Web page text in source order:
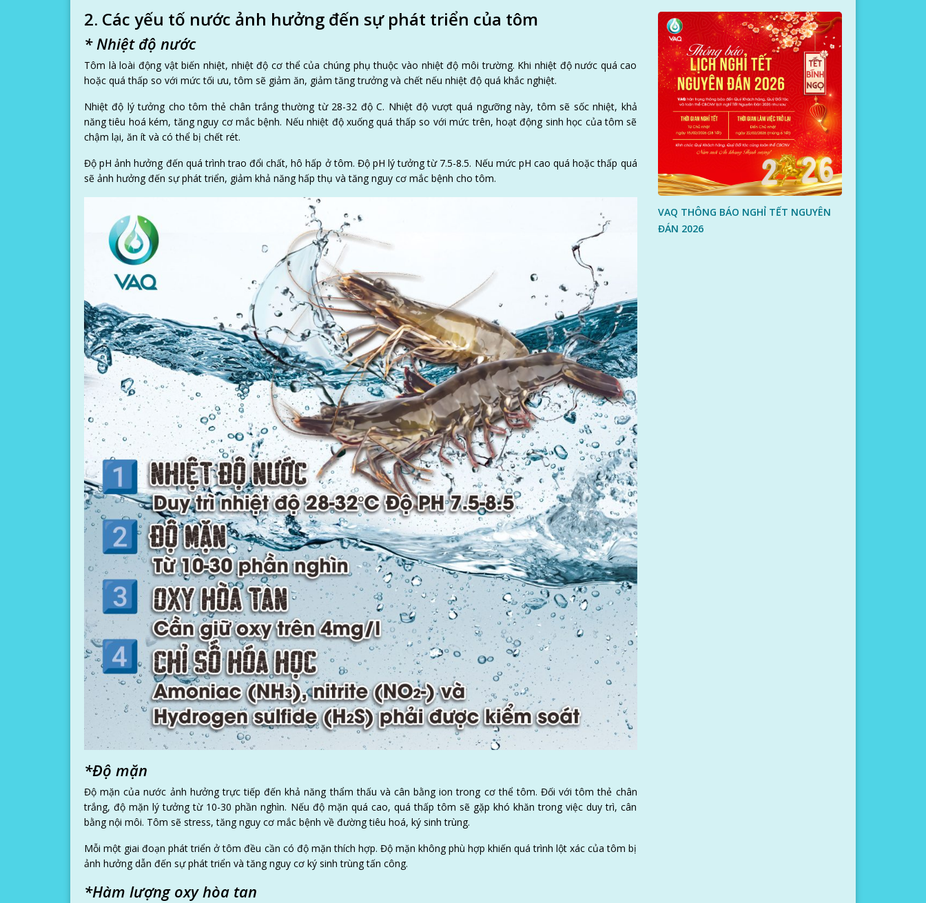
2. Các yếu tố nước ảnh hưởng đến sự phát triển của tôm
* Nhiệt độ nước
Tôm là loài động vật biến nhiệt, nhiệt độ cơ thể của chúng phụ thuộc vào nhiệt độ môi trường. Khi nhiệt độ nước quá cao
hoặc quá thấp so với mức tối ưu, tôm sẽ giảm ăn, giảm tăng trưởng và chết nếu nhiệt độ quá khắc nghiệt.
Nhiệt độ lý tưởng cho tôm thẻ chân trắng thường từ 28-32 độ C. Nhiệt độ vượt quá ngưỡng này, tôm sẽ sốc nhiệt, khả
năng tiêu hoá kém, tăng nguy cơ mắc bệnh. Nếu nhiệt độ xuống quá thấp so với mức trên, hoạt động sinh học của tôm sẽ
chậm lại, ăn ít và có thể bị chết rét.
Độ pH ảnh hưởng đến quá trình trao đổi chất, hô hấp ở tôm. Độ pH lý tưởng từ 7.5-8.5. Nếu mức pH cao quá hoặc thấp quá
sẽ ảnh hưởng đến sự phát triển, giảm khả năng hấp thụ và tăng nguy cơ mắc bệnh cho tôm.
*Độ mặn
Độ mặn của nước ảnh hưởng trực tiếp đến khả năng thẩm thấu và cân bằng ion trong cơ thể tôm. Đối với tôm thẻ chân
trắng, độ mặn lý tưởng từ 10-30 phần nghìn. Nếu độ mặn quá cao, quá thấp tôm sẽ gặp khó khăn trong việc duy trì, cân
bằng nội môi. Tôm sẽ stress, tăng nguy cơ mắc bệnh về đường tiêu hoá, ký sinh trùng.
Mỗi một giai đoạn phát triển ở tôm đều cần có độ mặn thích hợp. Độ mặn không phù hợp khiến quá trình lột xác của tôm bị
ảnh hưởng dẫn đến sự phát triển và tăng nguy cơ ký sinh trùng tấn công.
*Hàm lượng oxy hòa tan
VAQ THÔNG BÁO NGHỈ TẾT NGUYÊN
ĐÁN 2026
LIÊN HỆ NGAY
Hãy liên hệ ngay với đội ngũ chuyên gia của VAQ để được hỗ trợ kịp thời.
GỬI ĐI